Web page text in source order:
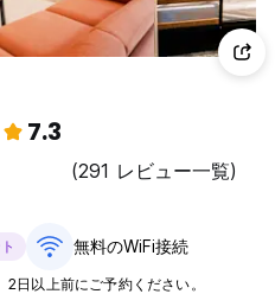
7.3
(291 レビュー一覧)
無料のWiFi接続
日以上前にご予約ください。